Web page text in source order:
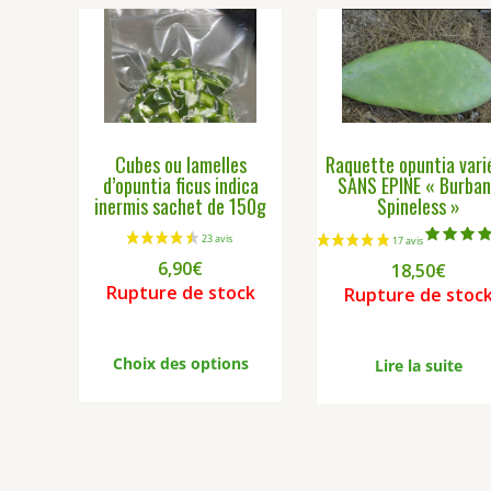
Cubes ou lamelles
d’opuntia ficus indica
inermis sachet de 150g
6,90€
Rupture de stock
Choix des options
Raquette opuntia
SANS EPINE «
Spineless »
18,50€
Rupture de
Lire la suite